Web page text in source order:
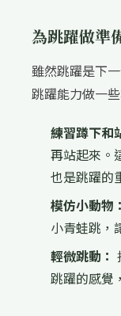
為跳躍做準
雖然跳躍是下
跳躍能力做一些
練習蹲下和
再站起來。
也是跳躍的
模仿小動物：
小青蛙跳，
輕微跳動：
跳躍的感覺